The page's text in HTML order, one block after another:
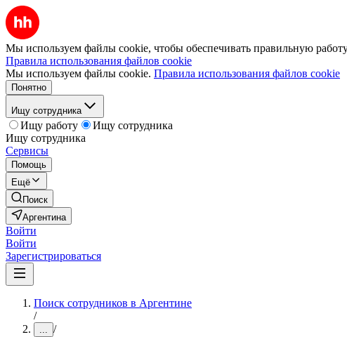
Мы используем файлы cookie, чтобы обеспечивать правильную
Правила использования файлов cookie
Мы используем файлы cookie. Правила использования файлов cookie
Понятно
Ищу сотрудника
Ищу работу
Ищу сотрудника
Ищу сотрудника
Сервисы
Помощь
Ещё
Поиск
Аргентина
Войти
Войти
Зарегистрироваться
Поиск сотрудников в Аргентине
/
... /